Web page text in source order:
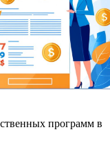
программ в